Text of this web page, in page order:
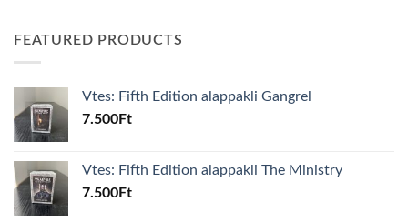
FEATURED PRODUCTS
Vtes: Fifth Edition alappakli Gangrel
7.500Ft
Vtes: Fifth Edition alappakli The Ministry
7.500Ft